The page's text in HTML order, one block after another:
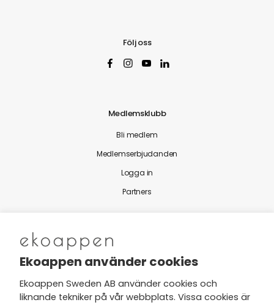
Följ oss
Medlemsklubb
Bli medlem
Medlemserbjudanden
Logga in
Partners
Nytt från Ekoappen
Jag har tagit del av Ekoappens
Ekoappen använder cookies
Ekoappen Sweden AB använder cookies och
liknande tekniker på vår webbplats. Vissa cookies är